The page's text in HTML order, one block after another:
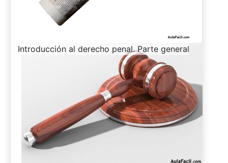
-
Introducción al derecho penal. Parte general